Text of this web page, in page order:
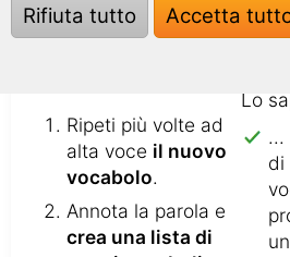
efficace
Ripeti più volte ad
alta voce il nuovo
vocabolo.
Annota la parola e
crea una lista di
Lo
...
di
Rifiuta tutto Accetta